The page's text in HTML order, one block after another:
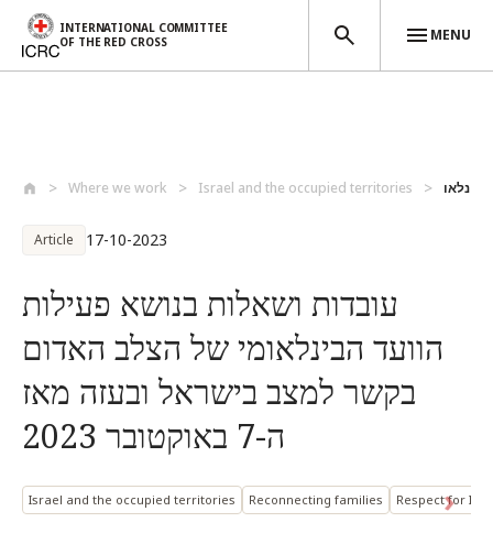
INTERNATIONAL COMMITTEE
OF THE RED CROSS
MENU
Where we work Israel and the occupied territories
Article 17-10-2023
עובדות ושאלות בנושא פעילות
הוועד הבינלאומי של הצלב האדום
בקשר למצב בישראל ובעזה מאז
ה-7 באוקטובר 2023
Israel and the occupied territories Reconnecting families Respect for IHL